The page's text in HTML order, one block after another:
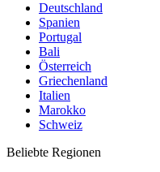
Deutschland
Spanien
Portugal
Bali
Österreich
Griechenland
Italien
Marokko
Schweiz
Beliebte Regionen